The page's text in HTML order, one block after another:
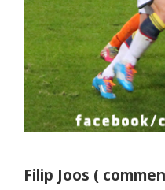
Filip Joos (